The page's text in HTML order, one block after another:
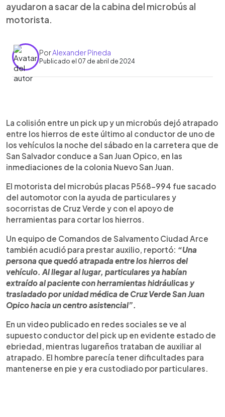
ayudaron a sacar de la cabina del microbús al
motorista.
PorAlexander Pineda
Publicado el 07 de abril de 2024
► Escuchar artículo
La colisión entre un pick up y un microbús dejó atrapado
entre los hierros de este último al conductor de uno de
los vehículos la noche del sábado en la carretera que de
San Salvador conduce a San Juan Opico, en las
inmediaciones de la colonia Nuevo San Juan.
El motorista del microbús placas P568-994 fue sacado
del automotor con la ayuda de particulares y
socorristas de Cruz Verde y con el apoyo de
herramientas para cortar los hierros.
Un equipo de Comandos de Salvamento Ciudad Arce
también acudió para prestar auxilio, reportó: “Una
persona que quedó atrapada entre los hierros del
vehículo. Al llegar al lugar, particulares ya habían
extraído al paciente con herramientas hidráulicas y
trasladado por unidad médica de Cruz Verde San Juan
Opico hacia un centro asistencial”.
En un video publicado en redes sociales se ve al
supuesto conductor del pick up en evidente estado de
ebriedad, mientras lugareños trataban de auxiliar al
atrapado. El hombre parecía tener dificultades para
mantenerse en pie y era custodiado por particulares.